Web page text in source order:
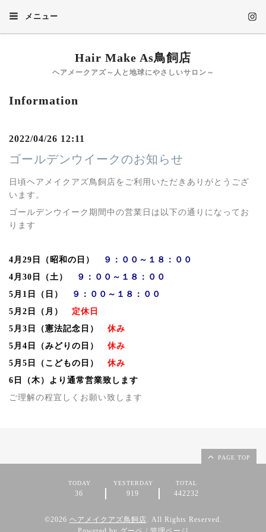
メニュー
Hair Make As鳥飼店
ヘアメークアズ～人と地球にやさしいサロン～
Information
2022/04/26 12:11
ゴールデンウイークのお知らせ
日頃ヘアメイクアズ鳥飼店をご利用いただきありがとうござ
います。
ゴールデンウイーク期間中の営業日は以下の通りになってお
ります
4月29日（昭和の日）
９：００～１８：００
4月30日（土）
９：００～１８：００
5月1日（日）
９：００～１８：００
5月2日（月）
定休日
5月3日（憲法記念日）
休み
5月4日（みどりの日）
休み
5月5日（こどもの日）
休み
6日（木）より通常営業致します
ご理解の程宜しくお願い致します
PAGE TOP
TODAY
36
YESTERDAY
919
TOTAL
442232
©2026 ヘアメイクアズ鳥飼店. All Rights Reserved.